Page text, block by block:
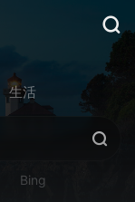
生活
Bing